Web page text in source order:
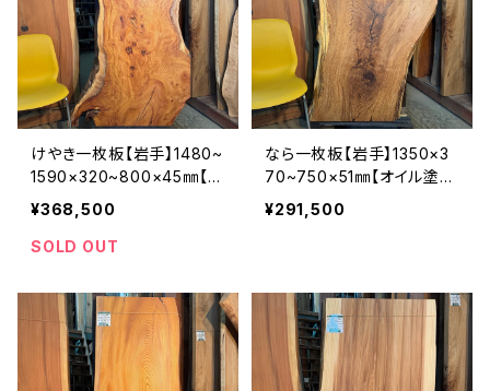
けやき一枚板【岩手】1480~
1590×320~800×45㎜【オ
イル塗装 仕上げ済み】
¥368,500
SOLD OUT
なら一枚板【岩手】1350×3
70~750×51㎜【オイル塗装
仕上げ済み】
¥291,500